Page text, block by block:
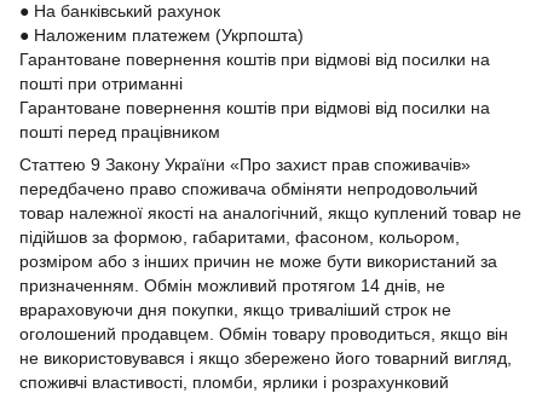
● На банківський рахунок
● Наложеним платежем (Укрпошта)
Гарантоване повернення коштів при відмові від посилки на
пошті при отриманні
Гарантоване повернення коштів при відмові від посилки на
пошті перед працівником
Статтею 9 Закону України «Про захист прав споживачів»
передбачено право споживача обміняти непродовольчий
товар належної якості на аналогічний, якщо куплений товар не
підійшов за формою, габаритами, фасоном, кольором,
розміром або з інших причин не може бути використаний за
призначенням. Обмін можливий протягом 14 днів, не
врараховуючи дня покупки, якщо триваліший строк не
оголошений продавцем. Обмін товару проводиться, якщо він
не використовувався і якщо збережено його товарний вигляд,
споживчі властивості, пломби, ярлики і розрахунковий